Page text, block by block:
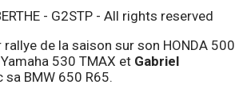
de la saison sur son HONDA 500
530 TMAX et Gabriel
BMW 650 R65.